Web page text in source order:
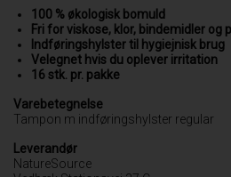
100 % økologisk bomuld
Fri for viskose, klor, bindemidler og
Indføringshylster til hygiejnisk brug
Velegnet hvis du oplever irritation
16 stk. pr. pakke
Varebetegnelse
Tampon m indføringshylster regular
Leverandør
NatureSource